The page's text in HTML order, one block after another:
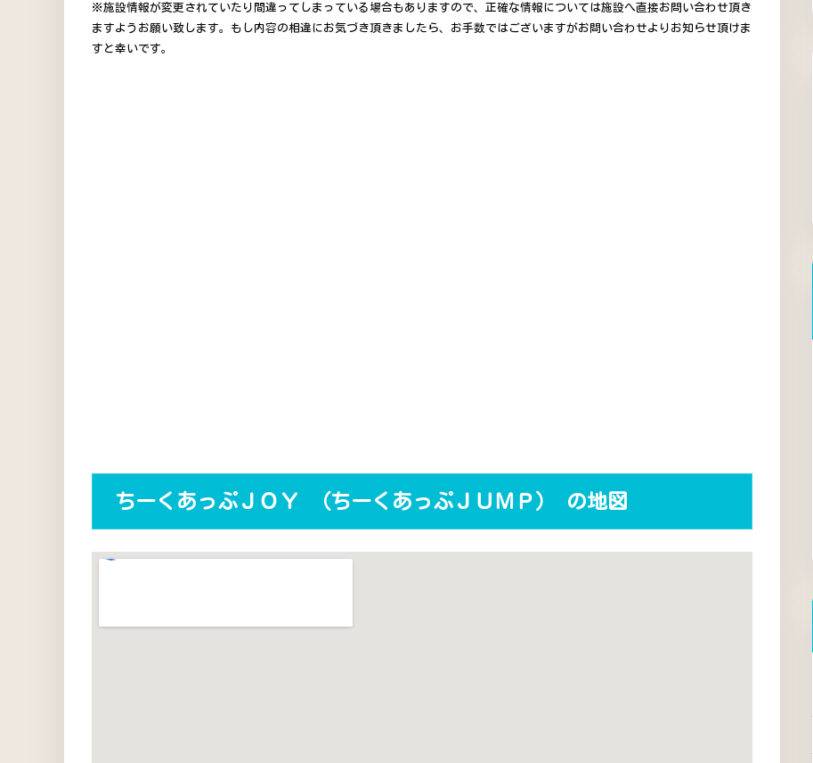
※施設情報が変更されていたり間違ってしまっている場合もありますので、正確な情報については施設へ直接お問い合わせ頂き
ますようお願い致します。もし内容の相違にお気づき頂きましたら、お手数ではございますがお問い合わせよりお知らせ頂けま
すと幸いです。
ちーくあっぷＪＯＹ （ちーくあっぷＪＵＭＰ） の地図